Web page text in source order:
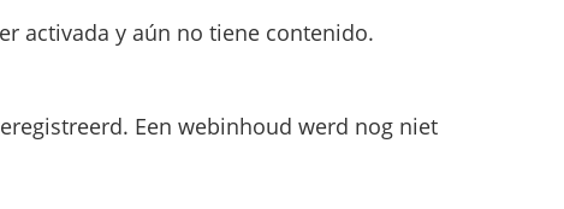
activada y aún no tiene contenido.
Een webinhoud werd nog niet